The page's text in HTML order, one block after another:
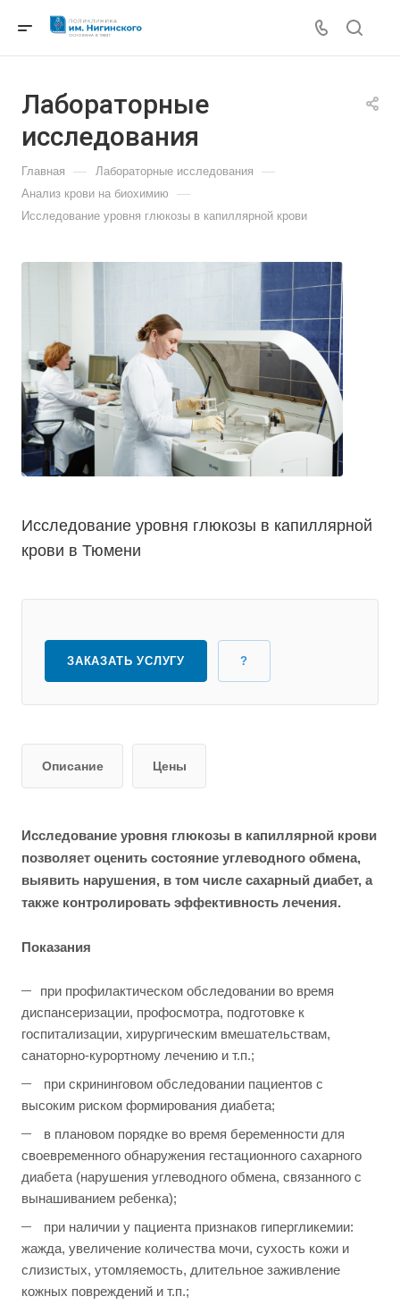
Лабораторные
исследования
Главная — Лабораторные исследования —
Анализ крови на биохимию —
Исследование уровня глюкозы в капиллярной крови
Исследование уровня глюкозы в капиллярной
крови в Тюмени
ЗАКАЗАТЬ УСЛУГУ ?
Описание Цены
Исследование уровня глюкозы в капиллярной крови
позволяет оценить состояние углеводного обмена,
выявить нарушения, в том числе сахарный диабет, а
также контролировать эффективность лечения.
Показания
при профилактическом обследовании во время
диспансеризации, профосмотра, подготовке к
госпитализации, хирургическим вмешательствам,
санаторно-курортному лечению и т.п.;
при скрининговом обследовании пациентов с
высоким риском формирования диабета;
в плановом порядке во время беременности для
своевременного обнаружения гестационного сахарного
диабета (нарушения углеводного обмена, связанного с
вынашиванием ребенка);
при наличии у пациента признаков гипергликемии:
жажда, увеличение количества мочи, сухость кожи и
слизистых, утомляемость, длительное заживление
кожных повреждений и т.п.;